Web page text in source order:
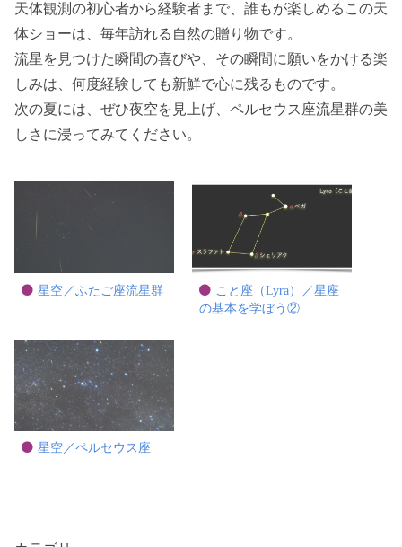
天体観測の初心者から経験者まで、誰もが楽しめるこの天
体ショーは、毎年訪れる自然の贈り物です。
流星を見つけた瞬間の喜びや、その瞬間に願いをかける楽
しみは、何度経験しても新鮮で心に残るものです。
次の夏には、ぜひ夜空を見上げ、ペルセウス座流星群の美
しさに浸ってみてください。
星空／ふたご座流星群
こと座（Lyra）／星座
の基本を学ぼう②
星空／ペルセウス座